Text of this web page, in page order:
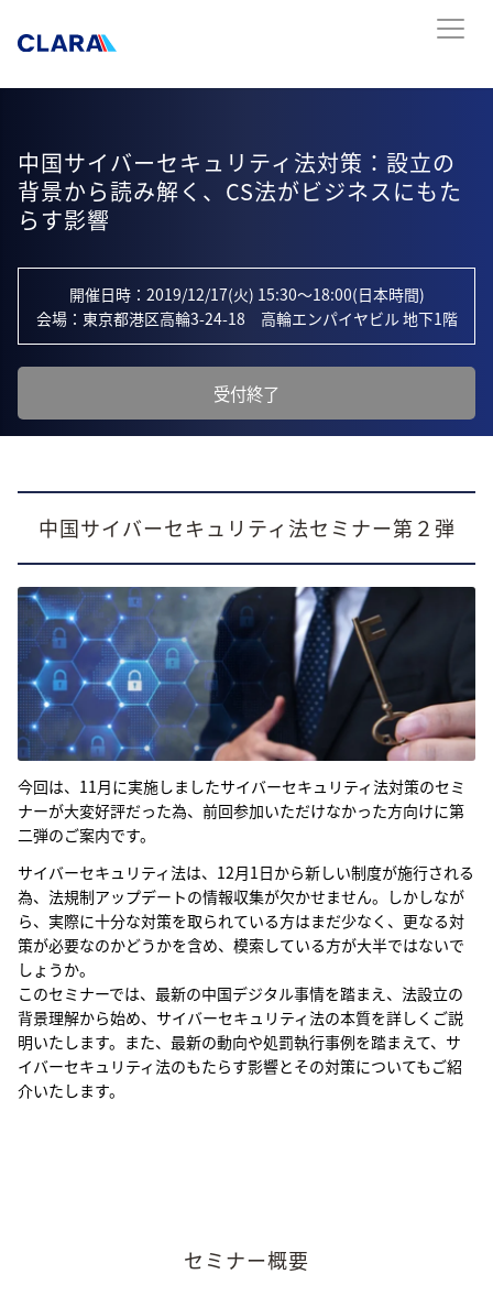
中国サイバーセキュリティ法対策：設立の
背景から読み解く、CS法がビジネスにもた
らす影響
開催日時：2019/12/17(火) 15:30～18:00(日本時間)
会場：東京都港区高輪3-24-18 高輪エンパイヤビル 地下1階
受付終了
中国サイバーセキュリティ法セミナー第２弾
今回は、11月に実施しましたサイバーセキュリティ法対策のセミ
ナーが大変好評だった為、前回参加いただけなかった方向けに第
二弾のご案内です。
サイバーセキュリティ法は、12月1日から新しい制度が施行される
為、法規制アップデートの情報収集が欠かせません。しかしなが
ら、実際に十分な対策を取られている方はまだ少なく、更なる対
策が必要なのかどうかを含め、模索している方が大半ではないで
しょうか。
このセミナーでは、最新の中国デジタル事情を踏まえ、法設立の
背景理解から始め、サイバーセキュリティ法の本質を詳しくご説
明いたします。また、最新の動向や処罰執行事例を踏まえて、サ
イバーセキュリティ法のもたらす影響とその対策についてもご紹
介いたします。
セミナー概要